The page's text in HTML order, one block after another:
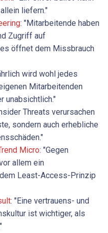
liefern."
: "Mitarbeitende haben
Zugriff auf
öffnet dem Missbrauch
wird wohl jedes
Mitarbeitenden
unabsichtlich."
Threats verursachen
sondern auch erhebliche
Micro: "Gegen
allem ein
Least-Access-Prinzip
: "Eine vertrauens- und
ist wichtiger, als